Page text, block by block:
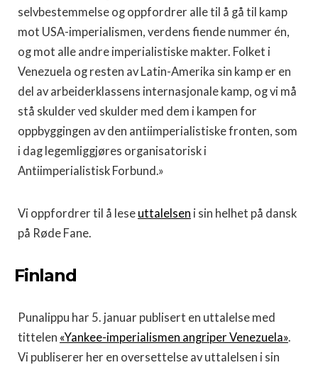
selvbestemmelse og oppfordrer alle til å gå til kamp
mot USA-imperialismen, verdens fiende nummer én,
og mot alle andre imperialistiske makter. Folket i
Venezuela og resten av Latin-Amerika sin kamp er en
del av arbeiderklassens internasjonale kamp, og vi må
stå skulder ved skulder med dem i kampen for
oppbyggingen av den antiimperialistiske fronten, som
i dag legemliggjøres organisatorisk i
Antiimperialistisk Forbund.»
Vi oppfordrer til å lese uttalelsen i sin helhet på dansk
på Røde Fane.
Finland
Punalippu har 5. januar publisert en uttalelse med
tittelen «Yankee-imperialismen angriper Venezuela».
Vi publiserer her en oversettelse av uttalelsen i sin